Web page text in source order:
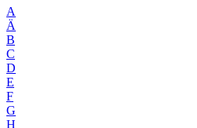
A
Ä
B
C
D
E
F
G
H